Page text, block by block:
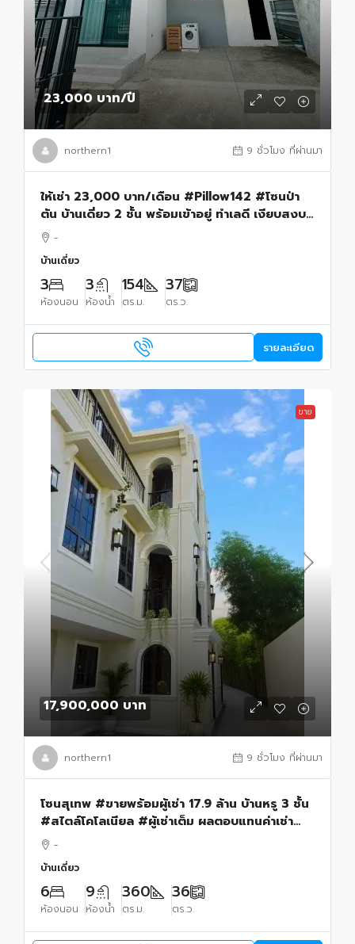
23,000 บาท/ปี
northern1 9 ชั่วโมง ที่ผ่านมา
ให้เช่า 23,000 บาท/เดือน #Pillow142 #โซนป่า
ตัน บ้านเดี่ยว 2 ชั้น พร้อมเข้าอยู่ ทำเลดี เงียบสงบ
เดินทางสะดวก พร้อมเข้าอยู่
-
บ้านเดี่ยว
3
ห้องนอน
3
ห้องน้ำ
154
ตร.ม.
37
ตร.ว.
รายละเอียด
ขาย
17,900,000 บาท
northern1 9 ชั่วโมง ที่ผ่านมา
โซนสุเทพ #ขายพร้อมผู้เช่า 17.9 ล้าน บ้านหรู 3 ชั้น
#สไตล์โคโลเนียล #ผู้เช่าเต็ม ผลตอบแทนค่าเช่า
8.4% ต่อปี
-
บ้านเดี่ยว
6
ห้องนอน
9
ห้องน้ำ
360
ตร.ม.
36
ตร.ว.